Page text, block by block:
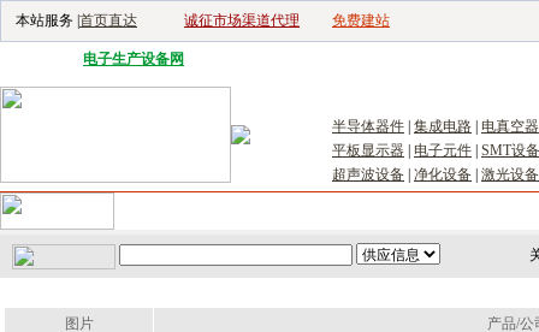
本站服务 | 首页直达 诚征市场渠道代理 免费建站
电子生产设备网
半导体器件 集成电路
电真空
平板显示器
电子元件 SMT设备
超声波设备 净化设备 激光设备
图片
产品/公